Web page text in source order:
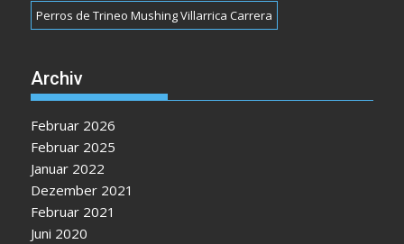
Perros de Trineo Mushing Villarrica Carrera
Archiv
Februar 2026
Februar 2025
Januar 2022
Dezember 2021
Februar 2021
Juni 2020